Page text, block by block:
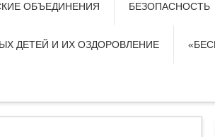
ОБЪЕДИНЕНИЯ БЕЗОПАСНОСТЬ
ДЕТЕЙ И ИХ ОЗДОРОВЛЕНИЕ